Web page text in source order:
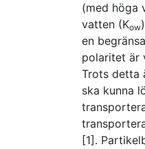
(med höga
vatten (Kow
en
polaritet är
Trots detta
ska kunna
[1].